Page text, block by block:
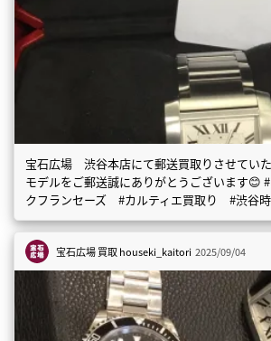
宝石広場 渋谷本店にて郵送買取りさせてい
モデルをご郵送誠にありがとうございます😊
クフランセーズ #カルティエ買取り #渋谷時
宝石広場 買取houseki_kaitori 2025/09/04